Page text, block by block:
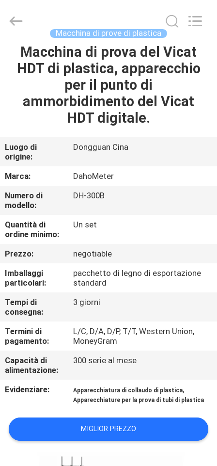
CASA
PRODOTTI
GIRO
DELLA
FABBRICA
CONTROLLO
DI
QUALITÀ
CONTATTICI
RICHIEDA
UNA
MAPPA
SITO
PRIVACY
Reserved.
Developed
Macchina di prove di plastica
Macchina di prova del Vicat
HDT di plastica, apparecchio
per il punto di
ammorbidimento del Vicat
HDT digitale.
Luogo di
origine:
Dongguan Cina
Marca:
DahoMeter
Numero di
modello:
DH-300B
Quantità di
ordine minimo:
Un set
Prezzo:
negotiable
Imballaggi
particolari:
pacchetto di legno di esportazione
standard
Tempi di
consegna:
3 giorni
Termini di
pagamento:
L/C, D/A, D/P, T/T, Western Union,
MoneyGram
Capacità di
alimentazione:
300 serie al mese
Evidenziare: Apparecchiatura di collaudo di plastica,
Apparecchiature per la prova di tubi di plastica
MIGLIOR PREZZO